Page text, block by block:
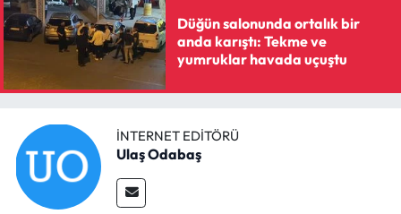
Düğün salonunda ortalık bir
anda karıştı: Tekme ve
yumruklar havada uçuştu
İNTERNET EDITÖRÜ
Ulaş Odabaş